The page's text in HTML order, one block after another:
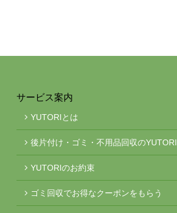
サービス案内
YUTORIとは
後片付け・ゴミ・不用品回収のYUTORI
YUTORIのお約束
ゴミ回収でお得なクーポンをもらう